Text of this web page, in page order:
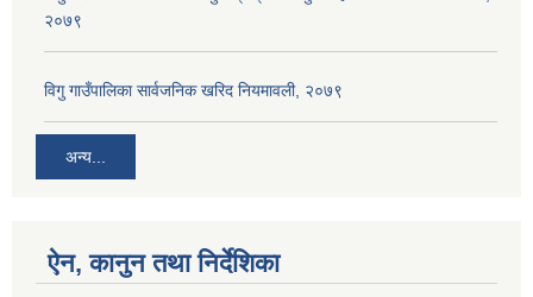
२०७९
विगु गाउँपालिका सार्वजनिक खरिद नियमावली, २०७९
अन्य...
ऐन, कानुन तथा निर्देशिका